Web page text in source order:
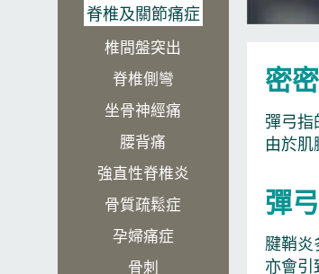
脊椎及關節痛症
椎間盤突出
脊椎側彎
坐骨神經痛​
腰背痛
強直性脊椎炎
骨質疏鬆症
孕婦痛症
骨刺
密
彈弓
由於
彈
腱鞘
亦會引